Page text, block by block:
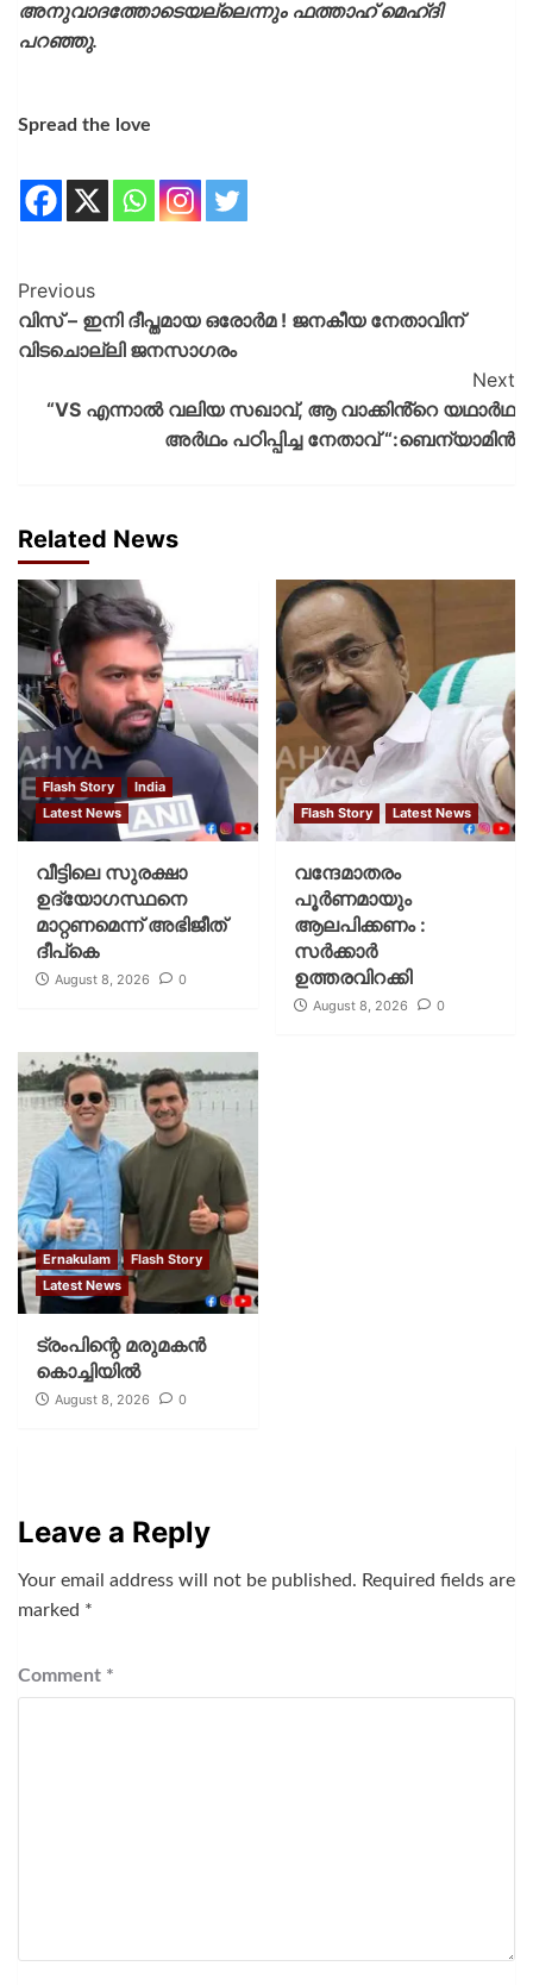
അനുവാദത്തോടെയല്ലെന്നും ഫത്താഹ് മെഹ്ദി
പറഞ്ഞു.
Spread the love
Previous
വിസ്‌ – ഇനി ദീപ്തമായ ഒരോർമ ! ജനകീയ നേതാവിന്
വിടചൊല്ലി ജനസാഗരം
Next
“VS എന്നാൽ വലിയ സഖാവ്, ആ വാക്കിൻ്റെ യഥാർഥ
അർഥം പഠിപ്പിച്ച നേതാവ് “:ബെന്യാമിൻ
Related News
Flash Story
India
Latest News
വീട്ടിലെ സുരക്ഷാ
ഉദ്യോഗസ്ഥനെ
മാറ്റണമെന്ന് അഭിജീത്
ദീപ്‌കെ
August 8, 2026 0
Flash Story Latest News
വന്ദേമാതരം
പൂര്‍ണമായും
ആലപിക്കണം :
സര്‍ക്കാര്‍
ഉത്തരവിറക്കി
August 8, 2026 0
Ernakulam
Flash Story
Latest News
ട്രംപിന്റെ മരുമകന്‍
കൊച്ചിയില്‍
August 8, 2026 0
Leave a Reply
Your email address will not be published. Required fields are
marked *
Comment *